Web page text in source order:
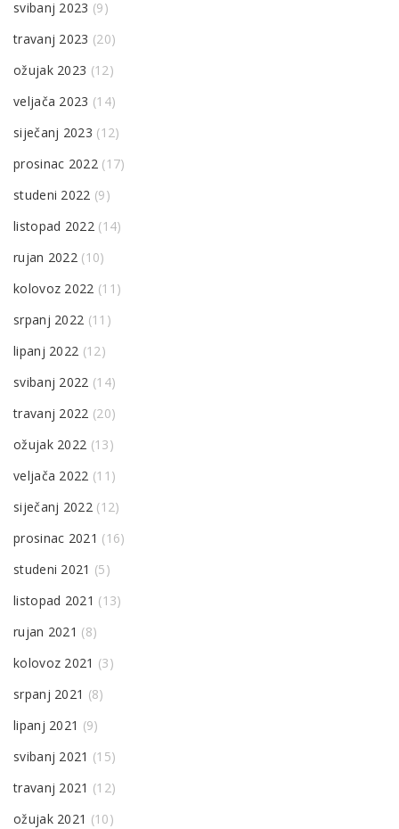
svibanj 2023 (9)
travanj 2023 (20)
ožujak 2023 (12)
veljača 2023 (14)
siječanj 2023 (12)
prosinac 2022(17)
studeni 2022 (9)
listopad 2022(14)
rujan 2022 (10)
kolovoz 2022 (11)
srpanj 2022 (11)
lipanj 2022 (12)
svibanj 2022 (14)
travanj 2022 (20)
ožujak 2022 (13)
veljača 2022 (11)
siječanj 2022(12)
prosinac 2021 (16)
studeni 2021 (5)
listopad 2021 (13)
rujan 2021 (8)
kolovoz 2021 (3)
srpanj 2021 (8)
lipanj 2021 (9)
svibanj 2021 (15)
travanj 2021 (12)
ožujak 2021 (10)